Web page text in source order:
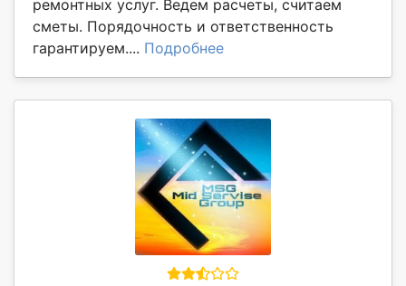
ремонтных услуг. Ведем расчеты, считаем
сметы. Порядочность и ответственность
гарантируем.... Подробнее